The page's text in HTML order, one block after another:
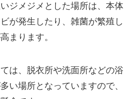
ジメジメとした場所は、本体
が発生したり、雑菌が繁殖し
まります。
は、 脱衣所や洗面所などの浴
い場所となっていますので、